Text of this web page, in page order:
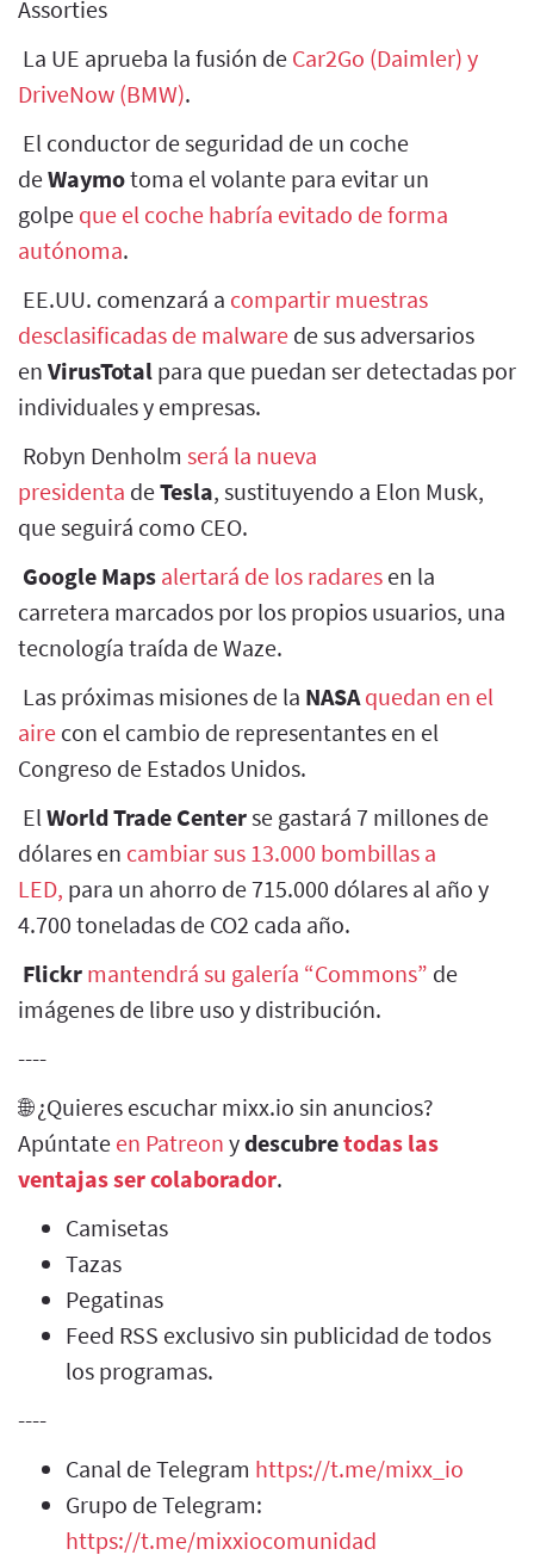
Assorties
La UE aprueba la fusión de Car2Go (Daimler) y
DriveNow (BMW).
El conductor de seguridad de un coche
deWaymotoma el volante para evitar un
golpe que el coche habría evitado de forma
autónoma.
EE.UU. comenzará a compartir muestras
desclasificadas de malware de sus adversarios
en VirusTotal para que puedan ser detectadas por
individuales y empresas.
Robyn Denholm será la nueva
presidenta deTesla, sustituyendo a Elon Musk,
que seguirá como CEO.
Google Maps alertará de los radares en la
carretera marcados por los propios usuarios, una
tecnología traída de Waze.
Las próximas misiones de la NASA quedan en el
aire con el cambio de representantes en el
Congreso de Estados Unidos.
El World Trade Centerse gastará 7 millones de
dólares en cambiar sus 13.000 bombillas a
LED, para un ahorro de 715.000 dólares al año y
4.700 toneladas de CO2 cada año.
Flickr mantendrá su galería “Commons” de
imágenes de libre uso y distribución.
----
🌐 ¿Quieres escuchar mixx.io sin anuncios?
Apúntate en Patreon ydescubretodas las
ventajas ser colaborador.
Camisetas
Tazas
Pegatinas
Feed RSS exclusivo sin publicidad de todos
los programas.
----
Canal de Telegram https://t.me/mixx_io
Grupo de Telegram:
https://t.me/mixxiocomunidad